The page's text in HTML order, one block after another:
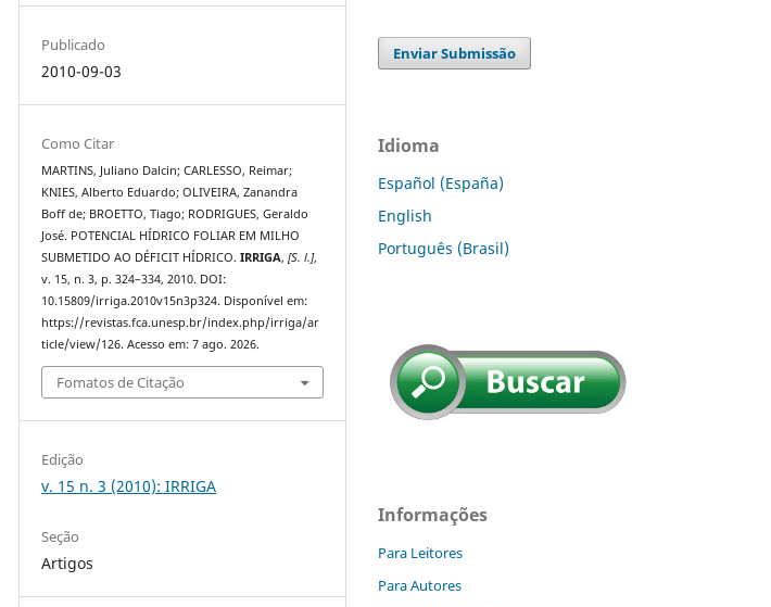
Publicado
2010-09-03
Como Citar
MARTINS, Juliano Dalcin; CARLESSO, Reimar;
KNIES, Alberto Eduardo; OLIVEIRA, Zanandra
Boff de; BROETTO, Tiago; RODRIGUES, Geraldo
José. POTENCIAL HÍDRICO FOLIAR EM MILHO
SUBMETIDO AO DÉFICIT HÍDRICO.IRRIGA,[S. l.],
v. 15, n. 3, p. 324–334, 2010. DOI:
10.15809/irriga.2010v15n3p324. Disponível em:
https://revistas.fca.unesp.br/index.php/irriga/ar
ticle/view/126. Acesso em: 7 ago. 2026.
Fomatos de Citação
Edição
v. 15 n. 3 (2010): IRRIGA
Seção
Artigos
Enviar Submissão
Idioma
Español (España)
English
Português (Brasil)
Informações
Para Leitores
Para Autores